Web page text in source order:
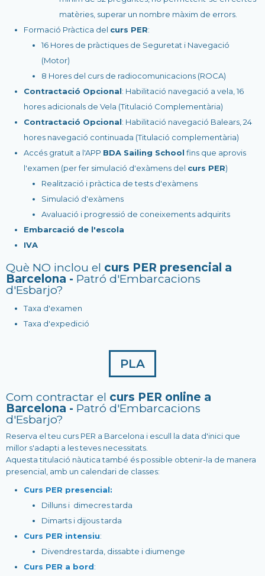
matèries, superar un nombre màxim de errors.
Formació Pràctica del curs PER:
16 Hores de pràctiques de Seguretat i Navegació
(Motor)
8 Hores del curs de radiocomunicacions (ROCA)
Contractació Opcional: Habilitació navegació a vela, 16
hores adicionals de Vela (Titulació Complementària)
Contractació Opcional: Habilitació navegació Balears, 24
hores navegació continuada (Titulació complementària)
Accés gratuït a l'APP BDA Sailing School fins que aprovis
l'examen (per fer simulació d'exàmens del curs PER)
Realització i pràctica de tests d'exàmens
Simulació d'exàmens
Avaluació i progressió de coneixements adquirits
Embarcació de l'escola
IVA
Què NO inclou el curs PER presencial a
Barcelona - Patró d'Embarcacions
d'Esbarjo?
Taxa d'examen
Taxa d'expedició
PLA
Com contractar el curs PER online a
Barcelona - Patró d'Embarcacions
d'Esbarjo?
Reserva el teu curs PER a Barcelona i escull la data d'inici que
millor s'adapti a les teves necessitats.
Aquesta titulació nàutica també és possible obtenir-la de manera
presencial, amb un calendari de classes:
Curs PER presencial:
Dilluns i dimecres tarda
Dimarts i dijous tarda
Curs PER intensiu:
Divendres tarda, dissabte i diumenge
Curs PER a bord: